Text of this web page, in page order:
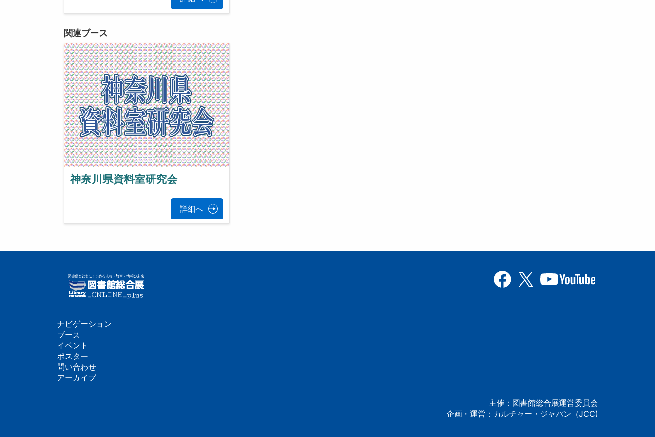
関連ブース
神奈川県資料室研究会
詳細へ
フ
ッ
タ
ナビゲーション
ブース
イベント
ポスター
問い合わせ
アーカイブ
主催：図書館総合展運営委員会
企画・運営：カルチャー・ジャパン（JCC)